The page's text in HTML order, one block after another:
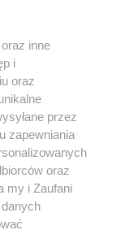
Youtube
inne
i
oraz
przez
zapewniania
oraz
my i Zaufani